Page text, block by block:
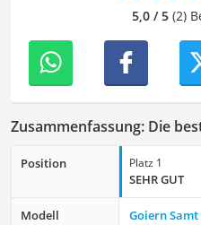
ansprechend sind.5,0 / 5(2)
Zusammenfassung: Die
Position Platz 1
SEHR GUT
Modell
Goiern Samt